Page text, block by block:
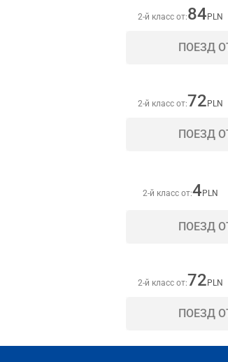
2-й класс от:84 PLN
ПОЕЗД
2-й класс от:72 PLN
ПОЕЗД
2-й класс от:4 PLN
ПОЕЗД
2-й класс от:72 PLN
ПОЕЗД